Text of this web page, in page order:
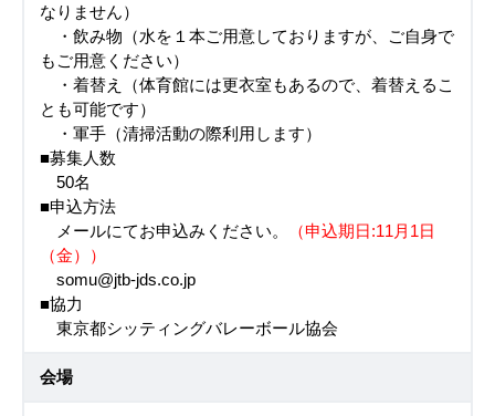
なりません）
・飲み物（水を１本ご用意しておりますが、ご自身で
もご用意ください）
・着替え（体育館には更衣室もあるので、着替えるこ
とも可能です）
・軍手（清掃活動の際利用します）
■募集人数
50名
■申込方法
メールにてお申込みください。
（申込期日:11月1日
（金））
somu@jtb-jds.co.jp
■協力
東京都シッティングバレーボール協会
会場